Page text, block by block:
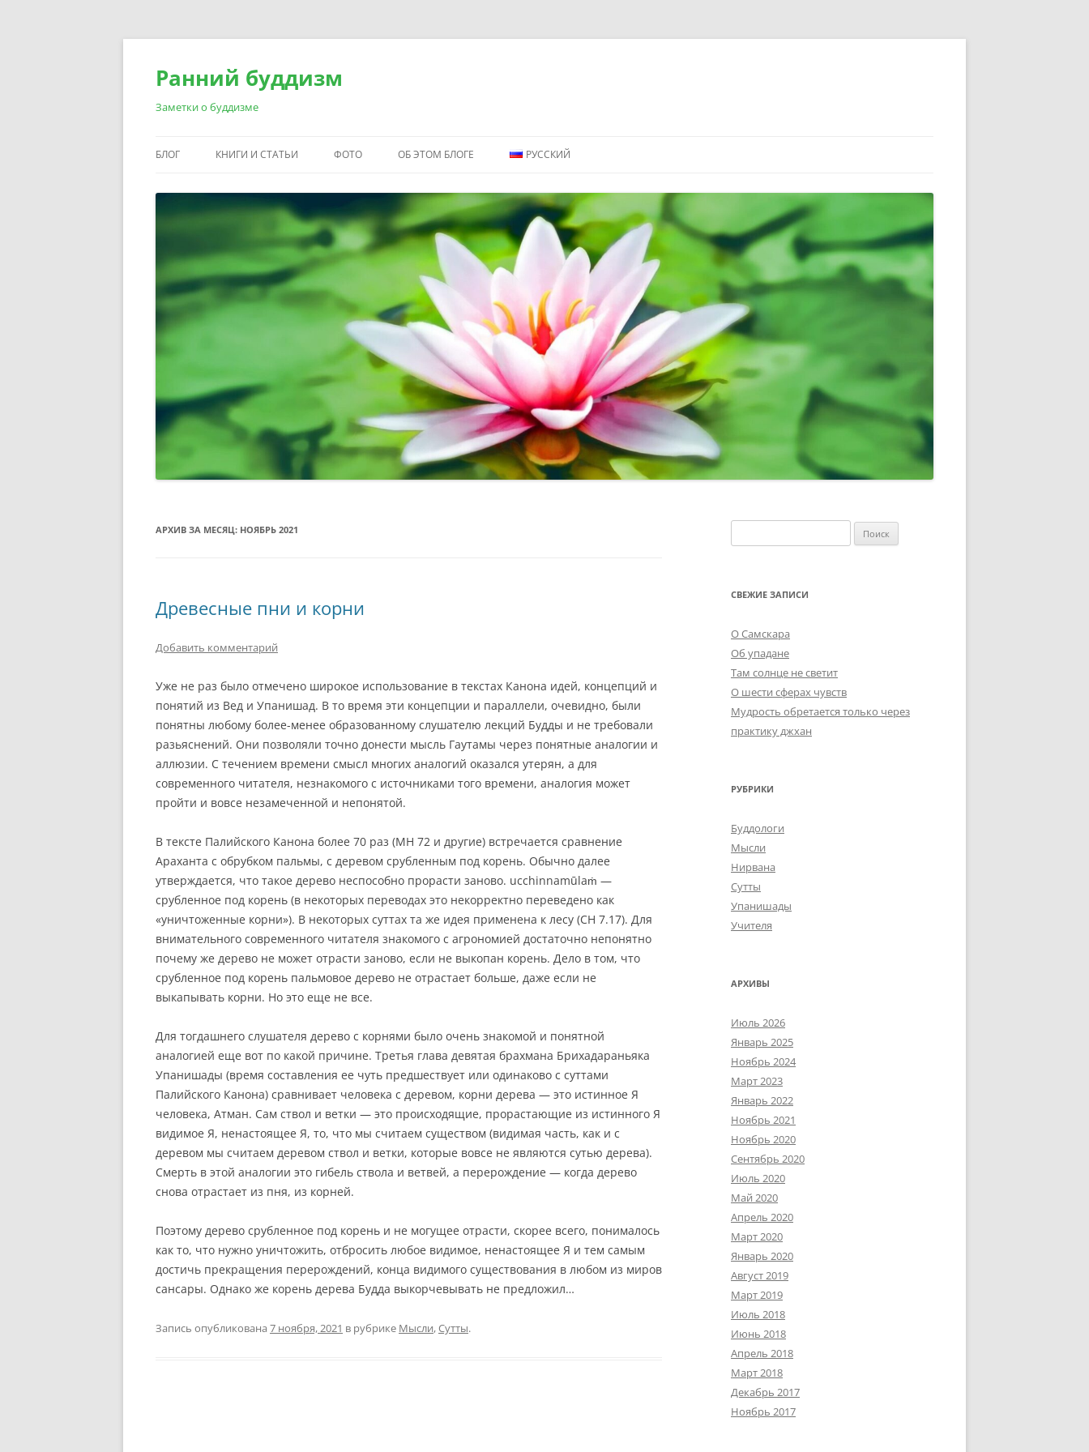
Перейти
содержимому
Ранний буддизм
Заметки о буддизме
БЛОГ КНИГИ И СТАТЬИ ФОТО ОБ ЭТОМ БЛОГЕ РУССКИЙ
РУССКИЙ
АРХИВ ЗА МЕСЯЦ: НОЯБРЬ 2021
Древесные пни и корни
Добавить комментарий
Уже не раз было отмечено широкое использование в текстах Канона идей, концепций и
понятий из Вед и Упанишад. В то время эти концепции и параллели, очевидно, были
понятны любому более-менее образованному слушателю лекций Будды и не требовали
разьяснений. Они позволяли точно донести мысль Гаутамы через понятные аналогии и
аллюзии. С течением времени смысл многих аналогий оказался утерян, а для
современного читателя, незнакомого с источниками того времени, аналогия может
пройти и вовсе незамеченной и непонятой.
В тексте Палийского Канона более 70 раз (МН 72 и другие) встречается сравнение
Араханта с обрубком пальмы, с деревом срубленным под корень. Обычно далее
утверждается, что такое дерево неспособно прорасти заново. ucchinnamūlaṁ —
срубленное под корень (в некоторых переводах это некорректно переведено как
«уничтоженные корни»). В некоторых суттах та же идея применена к лесу (СН 7.17). Для
внимательного современного читателя знакомого с агрономией достаточно непонятно
почему же дерево не может отрасти заново, если не выкопан корень. Дело в том, что
срубленное под корень пальмовое дерево не отрастает больше, даже если не
выкапывать корни. Но это еще не все.
Для тогдашнего слушателя дерево с корнями было очень знакомой и понятной
аналогией еще вот по какой причине. Третья глава девятая брахмана Брихадараньяка
Упанишады (время составления ее чуть предшествует или одинаково с суттами
Палийского Канона) сравнивает человека с деревом, корни дерева — это истинное Я
человека, Атман. Сам ствол и ветки — это происходящие, прорастающие из истинного Я
видимое Я, ненастоящее Я, то, что мы считаем существом (видимая часть, как и с
деревом мы считаем деревом ствол и ветки, которые вовсе не являются сутью дерева).
Смерть в этой аналогии это гибель ствола и ветвей, а перерождение — когда дерево
снова отрастает из пня, из корней.
Поэтому дерево срубленное под корень и не могущее отрасти, скорее всего, понималось
как то, что нужно уничтожить, отбросить любое видимое, ненастоящее Я и тем самым
достичь прекращения перерождений, конца видимого существования в любом из миров
сансары. Однако же корень дерева Будда выкорчевывать не предложил…
Запись опубликована 7 ноября, 2021 в рубрике Мысли,Сутты.
СВЕЖИЕ ЗАПИСИ
О Самскара
Об упадане
Там солнце не светит
О шести сферах чувств
Мудрость обретается только через
практику джхан
РУБРИКИ
Буддологи
Мысли
Нирвана
Сутты
Упанишады
Учителя
АРХИВЫ
Июль 2026
Январь 2025
Ноябрь 2024
Март 2023
Январь 2022
Ноябрь 2021
Ноябрь 2020
Сентябрь 2020
Июль 2020
Май 2020
Апрель 2020
Март 2020
Январь 2020
Август 2019
Март 2019
Июль 2018
Июнь 2018
Апрель 2018
Март 2018
Декабрь 2017
Ноябрь 2017